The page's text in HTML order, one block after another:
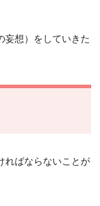
妄想）をしていきた
ればならないことが